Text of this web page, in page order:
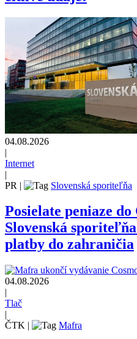
04.08.2026
|
Internet
|
PR | Slovenská sporiteľňa
Posielate peniaze do
Slovenská
platby do zahraničia
04.08.2026
|
Tlač
|
ČTK | Mafra